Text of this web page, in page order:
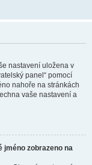
nastavení uložena v
panel“ pomocí
nahoře na stránkách
vaše nastavení a
jméno zobrazeno na